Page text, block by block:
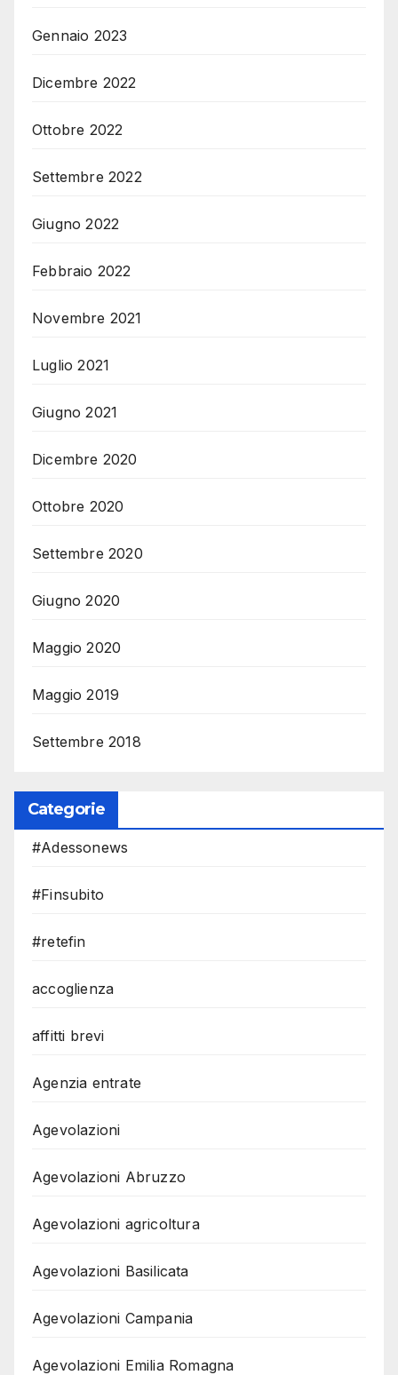
Gennaio 2023
Dicembre 2022
Ottobre 2022
Settembre 2022
Giugno 2022
Febbraio 2022
Novembre 2021
Luglio 2021
Giugno 2021
Dicembre 2020
Ottobre 2020
Settembre 2020
Giugno 2020
Maggio 2020
Maggio 2019
Settembre 2018
Categorie
#Adessonews
#Finsubito
#retefin
accoglienza
affitti brevi
Agenzia entrate
Agevolazioni
Agevolazioni Abruzzo
Agevolazioni agricoltura
Agevolazioni Basilicata
Agevolazioni Campania
Agevolazioni Emilia Romagna